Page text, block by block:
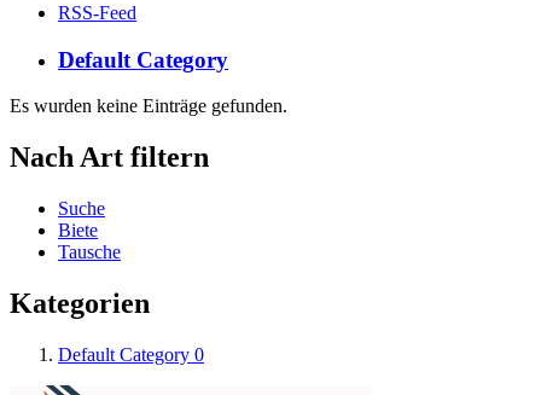
RSS-Feed
Default Category
Es wurden keine Einträge gefunden.
Nach Art filtern
Suche
Biete
Tausche
Kategorien
Default Category 0